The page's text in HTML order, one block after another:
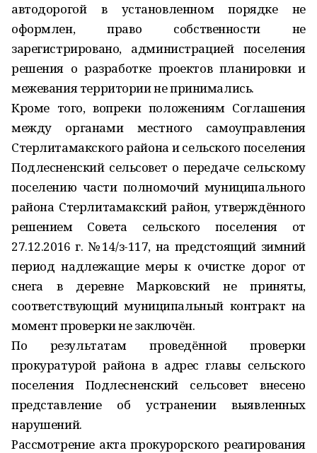
автодорогой в установленном порядке не
оформлен, право собственности не
зарегистрировано, администрацией поселения
решения о разработке проектов планировки и
межевания территории не принимались.
Кроме того, вопреки положениям Соглашения
между органами местного самоуправления
Стерлитамакского района и сельского поселения
Подлесненский сельсовет о передаче сельскому
поселению части полномочий муниципального
района Стерлитамакский район, утверждённого
решением Совета сельского поселения от
27.12.2016 г. №14/з-117, на предстоящий зимний
период надлежащие меры к очистке дорог от
снега в деревне Марковский не приняты,
соответствующий муниципальный контракт на
момент проверки не заключён.
По результатам проведённой проверки
прокуратурой района в адрес главы сельского
поселения Подлесненский сельсовет внесено
представление об устранении выявленных
нарушений.
Рассмотрение акта прокурорского реагирования